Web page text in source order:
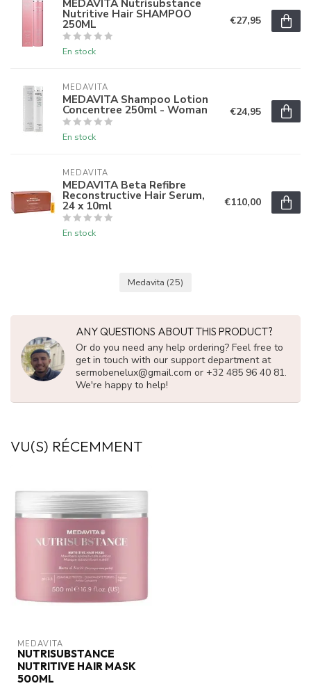
MEDAVITA Nutrisubstance
Nutritive Hair SHAMPOO
250ML
En stock
€27,95
MEDAVITA
MEDAVITA Shampoo Lotion
Concentree 250ml - Woman
En stock
€24,95
MEDAVITA
MEDAVITA Beta Refibre
Reconstructive Hair Serum,
24 x 10ml
En stock
€110,00
Medavita (25)
ANY QUESTIONS ABOUT THIS PRODUCT?
Or do you need any help ordering? Feel free to
get in touch with our support department at
sermobenelux@gmail.com or +32 485 96 40 81.
We're happy to help!
VU(S) RÉCEMMENT
MEDAVITA
NUTRISUBSTANCE
NUTRITIVE HAIR MASK
500ML